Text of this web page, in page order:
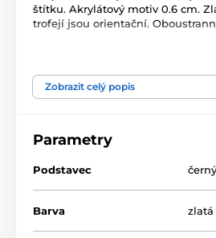
štítku. Akrylátový motiv 0.6 cm.
trofejí jsou orientační.
Golf Acrylic line
Zobrazit celý popis
Parametry
Podstavec černý
Barva zlatá